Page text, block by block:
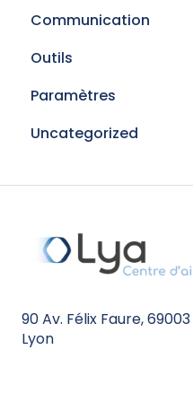
Gérer les projets et
Reprise de données
Communication
Modèles
Campagnes
Outils
Imports
Gestion
Paramètres
Connectivité
Personnalisation
Utilisateur
Uncategorized
90 Av. Félix Faure, 69003
Lyon